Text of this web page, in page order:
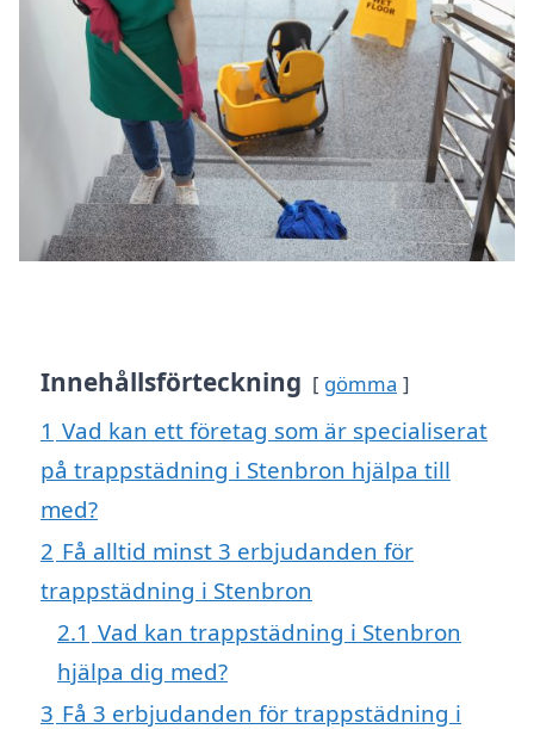
Innehållsförteckning gömma
1 Vad kan ett företag som är specialiserat
på trappstädning i Stenbron hjälpa till
med?
2 Få alltid minst 3 erbjudanden för
trappstädning i Stenbron
2.1 Vad kan trappstädning i Stenbron
hjälpa dig med?
3 Få 3 erbjudanden för trappstädning i